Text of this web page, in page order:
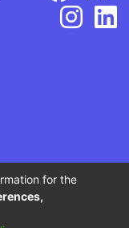
de Educación
y vigilancia
for the